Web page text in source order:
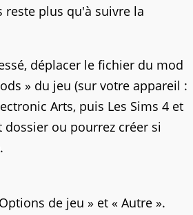
reste plus qu'à suivre la
déplacer le fichier du mod
» du jeu (sur votre appareil :
Arts, puis Les Sims 4 et
ou pourrez créer si
de jeu » et « Autre ».